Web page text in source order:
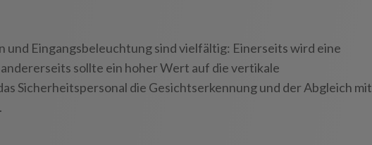
und Eingangsbeleuchtung sind vielfältig: Einerseits wird eine
sollte ein hoher Wert auf die vertikale
Sicherheitspersonal die Gesichtserkennung und der Abgleich mit